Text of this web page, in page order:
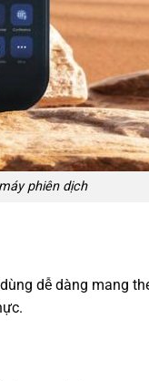
phiên dịch
dễ dàng mang